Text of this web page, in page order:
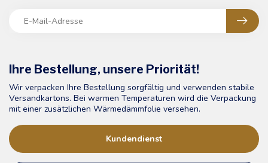
Ihre Bestellung, unsere Priorität!
Wir verpacken Ihre Bestellung sorgfältig und verwenden stabile
Versandkartons. Bei warmen Temperaturen wird die Verpackung
mit einer zusätzlichen Wärmedämmfolie versehen.
Kundendienst